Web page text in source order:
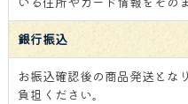
銀行振込
お振込確認後の商品発送とな
負担ください。